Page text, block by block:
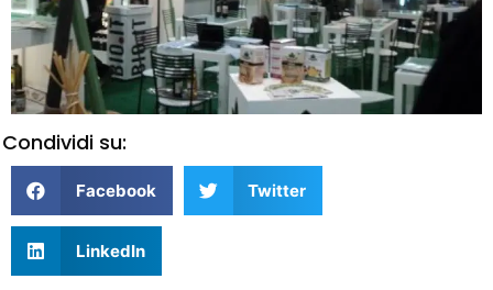
Condividi su:
Facebook Twitter
LinkedIn